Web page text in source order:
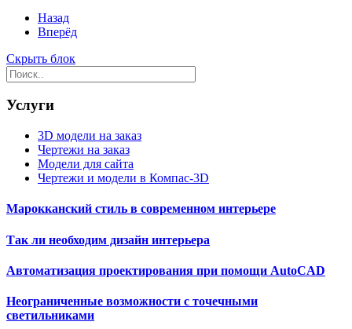
Назад
Вперёд
Скрыть блок
Услуги
3D модели на заказ
Чертежи на заказ
Модели для сайта
Чертежи и модели в Компас-3D
Марокканский стиль в современном интерьере
Так ли необходим дизайн интерьера
Автоматизация проектирования при помощи AutoCAD
Неограниченные возможности с точечными
светильниками